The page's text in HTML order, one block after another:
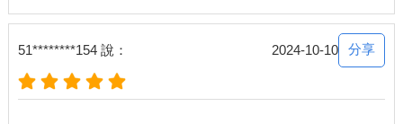
一位悍匪經過周密的計畫，綁架了首富的兒子。最終，首富以數
億元贖回了兒子。整個過程驚心動魄、跌宕起伏，不輸一部警匪
大片。其中，一段首富和綁匪的對話卻令人深思。
綁匪問首富：「你為什麼這麼冷靜？」
首富回答：「因為這次是我錯了。我們在當地知名度這麼高，但
51********154 說： 2024-10-10 分享